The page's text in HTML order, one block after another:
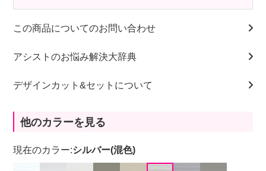
この商品についてのお問い合わせ
アシストのお悩み解決大辞典
デザインカット&セットについて
他のカラーを見る
現在のカラー:シルバー(混色)